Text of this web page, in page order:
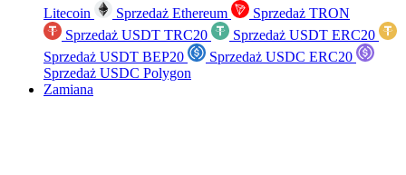
Litecoin
Sprzedaż Ethereum
Sprzedaż TRON
Sprzedaż USDT TRC20
Sprzedaż USDT ERC20
Sprzedaż USDT BEP20
Sprzedaż USDC ERC20
Sprzedaż USDC Polygon
Zamiana